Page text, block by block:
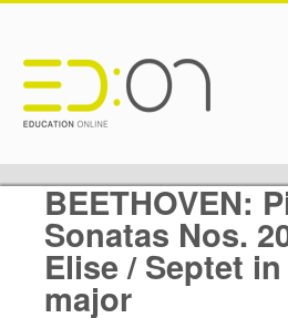
BEETHOVEN:
Sonatas Nos.
Elise / Septet
major